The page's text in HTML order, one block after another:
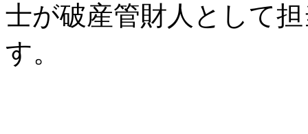
士が破産管財人として
す。